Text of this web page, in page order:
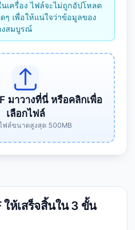
นเครื่อง ไฟล์จะไม่ถูกอัปโหลด
ดๆ เพื่อให้แน่ใจว่าข้อมูลของ
สมบูรณ์
มาวางที่นี่ หรือคลิกเพื่อ
เลือกไฟล์
ฟล์ขนาดสูงสุด 500MB
ให้เสร็จสิ้นใน 3 ขั้น